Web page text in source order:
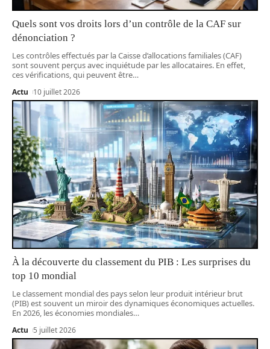
Quels sont vos droits lors d’un contrôle de la CAF sur
dénonciation ?
Les contrôles effectués par la Caisse d’allocations familiales (CAF)
sont souvent perçus avec inquiétude par les allocataires. En effet,
ces vérifications, qui peuvent être…
Actu 10 juillet 2026
À la découverte du classement du PIB : Les surprises du
top 10 mondial
Le classement mondial des pays selon leur produit intérieur brut
(PIB) est souvent un miroir des dynamiques économiques actuelles.
En 2026, les économies mondiales…
Actu 5 juillet 2026